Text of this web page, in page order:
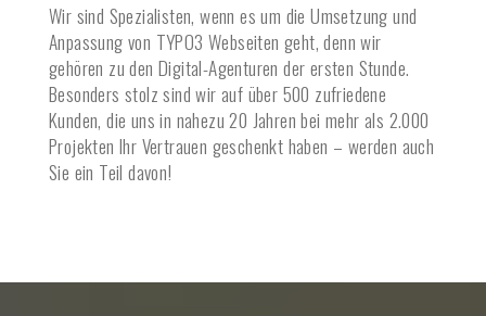
Wir sind Spezialisten, wenn es um die Umsetzung und
Anpassung von TYPO3 Webseiten geht, denn wir
gehören zu den Digital-Agenturen der ersten Stunde.
Besonders stolz sind wir auf über 500 zufriedene
Kunden, die uns in nahezu 20 Jahren bei mehr als 2.000
Projekten Ihr Vertrauen geschenkt haben – werden auch
Sie ein Teil davon!